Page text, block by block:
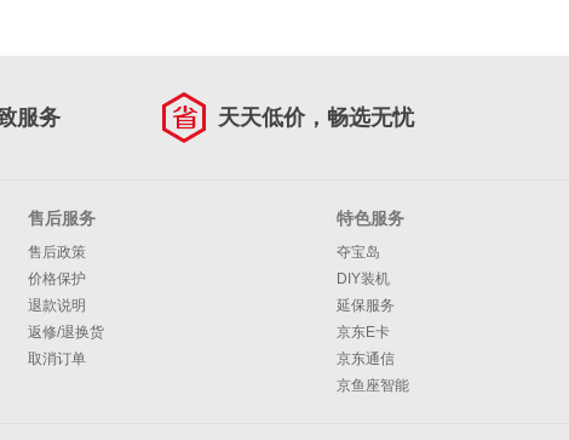
服务 天天低价，畅选无忧
售后服务
售后政策
价格保护
退款说明
返修/退换货
取消订单
特色服务
夺宝岛
DIY装机
延保服务
京东E卡
京东通信
京鱼座智能